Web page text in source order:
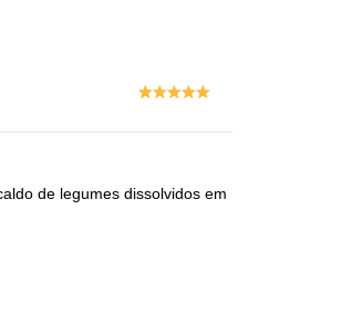
de legumes dissolvidos em